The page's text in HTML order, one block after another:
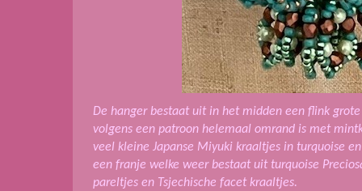
De hanger bestaat uit in het midden een flink
volgens een patroon helemaal omrand is met
veel kleine Japanse Miyuki kraaltjes in turquoise
een franje welke weer bestaat uit turquoise
pareltjes en Tsjechische facet kraaltjes.